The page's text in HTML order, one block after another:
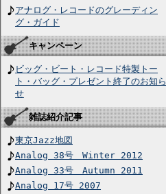
アナログ・レコードのグレーディン
グ・ガイド
キャンペーン
ビッグ・ビート・レコード特製トー
ト・バッグ・プレゼント終了のお知ら
せ
雑誌紹介記事
東京Jazz地図
Analog 38号 Winter 2012
Analog 33号 Autumn 2011
Analog 17号 2007